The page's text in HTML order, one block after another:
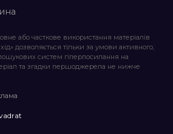
або часткове використання матеріалів
дозволяється тільки за умови активного,
систем гіперпосилання на
та згадки першоджерела не нижче